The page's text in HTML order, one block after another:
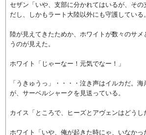
セザン「いや、支部に分かれてはいるが、その
だし、しかもラート大陸以外にも守護している
陸が見えてきたためか、ホワイトが数々のサメ
うのが見えた。
ホワイト「じゃーなー！元気でなー！」
「うきゅうっ」・・・・泣き声はイルカだ。
が、サーベルシャークを見送っている。
カイス「ところで、ヒーズとアヴェンはどうし
ホワイト「いや、俺が起きた時にゃ、いなか